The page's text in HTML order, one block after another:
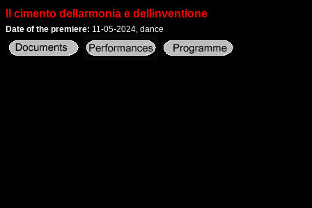
Il cimento dellarmonia e dellinventione
Date of the premiere: 11-05-2024, dance